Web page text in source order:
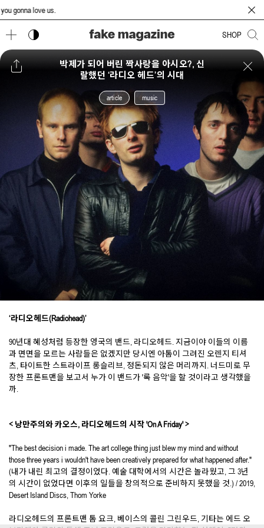
love us.
다크 모드 토글 SHOP
박제가 되어 버린 짝사랑을 아시오?, 신
랄했던 ‘라디오 헤드’의 시대
article music
‘라디오헤드(Radiohead)’
90년대 혜성처럼 등장한 영국의 밴드, 라디오헤드. 지금이야 이들의 이름
과 면면을 모르는 사람들은 없겠지만 당시엔 아톰이 그려진 오렌지 티셔
츠, 타이트한 스트라이프 롱슬리브, 정돈되지 않은 머리까지. 너드미로 무
장한 프론트맨을 보고서 누가 이 밴드가 '록 음악'을 할 것이라고 생각했을
까.
< 낭만주의와 카오스, 라디오헤드의 시작 'On A Friday' >
"The best decision i made. The art college thing just blew my mind and without
those three years i wouldn't have been creatively prepared for what happened after."
(내가 내린 최고의 결정이었다. 예술 대학에서의 시간은 놀라웠고, 그 3년
의 시간이 없었다면 이후의 일들을 창의적으로 준비하지 못했을 것.) / 2019,
Desert Island Discs, Thom Yorke
라디오헤드의 프론트맨 톰 요크, 베이스의 콜린 그린우드, 기타는 에드 오